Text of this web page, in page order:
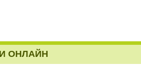
ОНЛАЙН